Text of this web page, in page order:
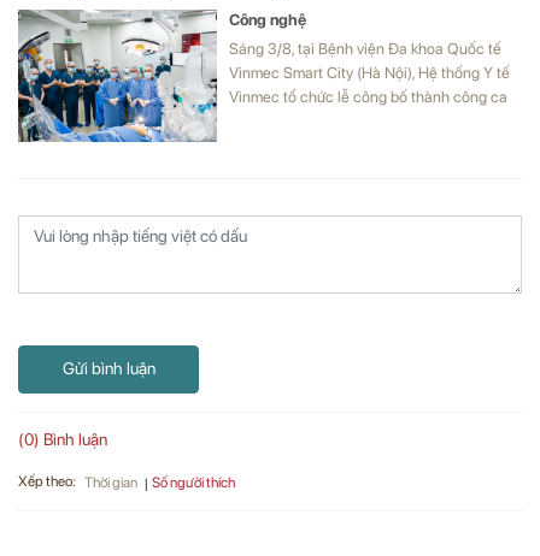
Công nghệ
Sáng 3/8, tại Bệnh viện Đa khoa Quốc tế
Vinmec Smart City (Hà Nội), Hệ thống Y tế
Vinmec tổ chức lễ công bố thành công ca
Gửi bình luận
(0) Bình luận
Xếp theo: Thời gian Số người thích